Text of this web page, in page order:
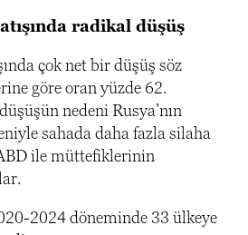
radikal düşüş
çok net bir düşüş söz
göre oran yüzde 62.
nedeni Rusya’nın
sahada daha fazla silaha
ile müttefiklerinin
2024 döneminde 33 ülkeye